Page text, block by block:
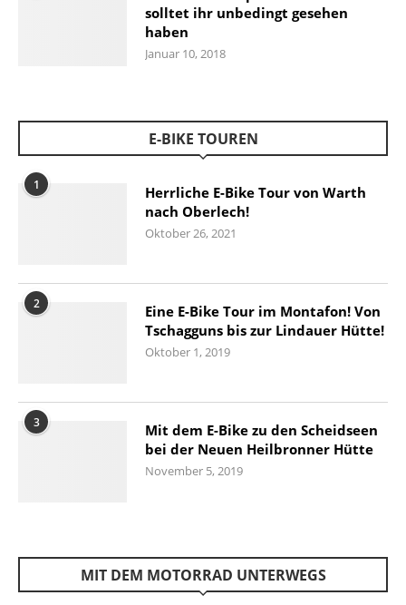
solltet ihr unbedingt gesehen
haben
Januar 10, 2018
E-BIKE TOUREN
1
Herrliche E-Bike Tour von Warth
nach Oberlech!
Oktober 26, 2021
2
Eine E-Bike Tour im Montafon! Von
Tschagguns bis zur Lindauer Hütte!
Oktober 1, 2019
3
Mit dem E-Bike zu den Scheidseen
bei der Neuen Heilbronner Hütte
November 5, 2019
MIT DEM MOTORRAD UNTERWEGS